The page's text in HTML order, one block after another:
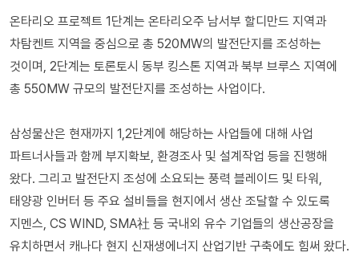
온타리오 프로젝트 1단계는 온타리오주 남서부 할디만드 지역과
차탐켄트 지역을 중심으로 총 520MW의 발전단지를 조성하는
것이며, 2단계는 토론토시 동부 킹스톤 지역과 북부 브루스 지역에
총 550MW 규모의 발전단지를 조성하는 사업이다.
삼성물산은 현재까지 1,2단계에 해당하는 사업들에 대해 사업
파트너사들과 함께 부지확보, 환경조사 및 설계작업 등을 진행해
왔다. 그리고 발전단지 조성에 소요되는 풍력 블레이드 및 타워,
태양광 인버터 등 주요 설비들을 현지에서 생산 조달할 수 있도록
지멘스, CS WIND, SMA社 등 국내외 유수 기업들의 생산공장을
유치하면서 캐나다 현지 신재생에너지 산업기반 구축에도 힘써 왔다.